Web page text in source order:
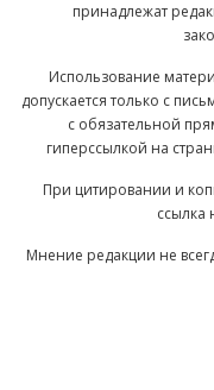
принадлежат
Использование
допускается только с
с обязательной
гиперссылкой на
При цитировании и
ссылка
Мнение редакции не